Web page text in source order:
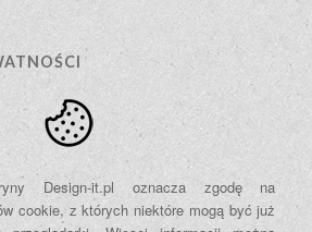
Design-it.pl oznacza zgodę na
cookie, z których niektóre mogą być już